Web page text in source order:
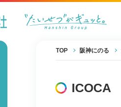
TOP 阪神にのる
ICOCA